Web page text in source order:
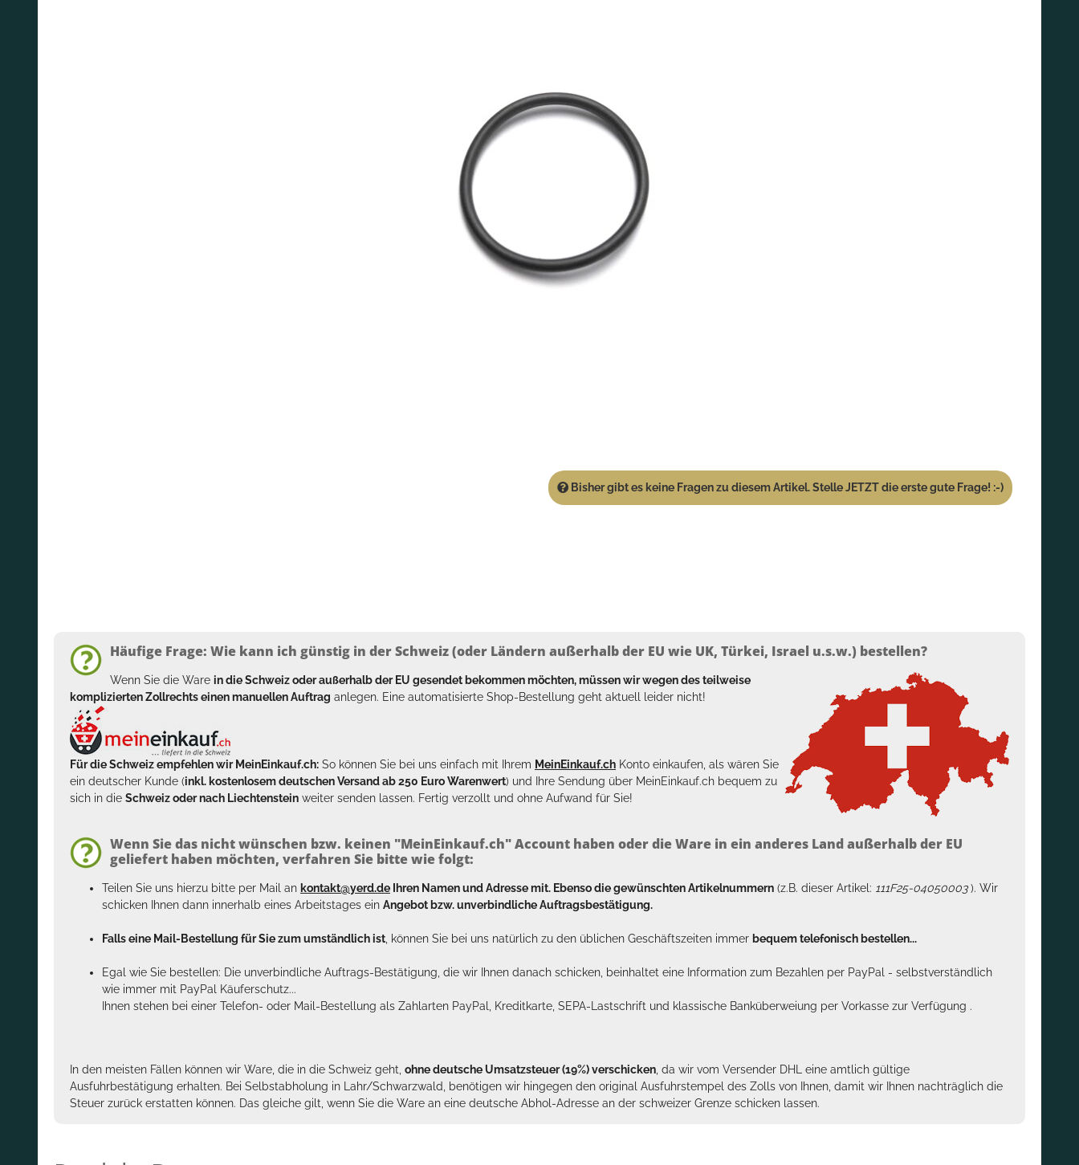
Bisher gibt es keine Fragen zu diesem Artikel. Stelle JETZT die erste gute Frage! :-)
Häufige Frage: Wie kann ich günstig in der Schweiz (oder Ländern außerhalb der EU wie UK, Türkei, Israel u.s.w.) bestellen?
Wenn Sie die Ware in die Schweiz oder außerhalb der EU gesendet bekommen möchten, müssen wir wegen des teilweise
komplizierten Zollrechts einen manuellen Auftrag anlegen. Eine automatisierte Shop-Bestellung geht aktuell leider nicht!
Für die Schweiz empfehlen wir MeinEinkauf.ch: So können Sie bei uns einfach mit Ihrem MeinEinkauf.ch Konto einkaufen, als wären Sie
ein deutscher Kunde (inkl. kostenlosem deutschen Versand ab 250 Euro Warenwert) und Ihre Sendung über MeinEinkauf.ch bequem zu
sich in die Schweiz oder nach Liechtenstein weiter senden lassen. Fertig verzollt und ohne Aufwand für Sie!
Wenn Sie das nicht wünschen bzw. keinen "MeinEinkauf.ch" Account haben oder die Ware in ein anderes Land außerhalb der EU
geliefert haben möchten, verfahren Sie bitte wie folgt:
Teilen Sie uns hierzu bitte per Mail an kontakt@yerd.de Ihren Namen und Adresse mit. Ebenso die gewünschten Artikelnummern (z.B. dieser Artikel: 111F25-04050003). Wir
schicken Ihnen dann innerhalb eines Arbeitstages ein Angebot bzw. unverbindliche Auftragsbestätigung.
Falls eine Mail-Bestellung für Sie zum umständlich ist , können Sie bei uns natürlich zu den üblichen Geschäftszeiten immer bequem telefonisch bestellen...
Egal wie Sie bestellen: Die unverbindliche Auftrags-Bestätigung, die wir Ihnen danach schicken, beinhaltet eine Information zum Bezahlen per PayPal - selbstverständlich
wie immer mit PayPal Käuferschutz...
Ihnen stehen bei einer Telefon- oder Mail-Bestellung als Zahlarten PayPal, Kreditkarte, SEPA-Lastschrift und klassische Banküberweiung per Vorkasse zur Verfügung .
In den meisten Fällen können wir Ware, die in die Schweiz geht, ohne deutsche Umsatzsteuer (19%) verschicken , da wir vom Versender DHL eine amtlich gültige
Ausfuhrbestätigung erhalten. Bei Selbstabholung in Lahr/Schwarzwald, benötigen wir hingegen den original Ausfuhrstempel des Zolls von Ihnen, damit wir Ihnen nachträglich die
Steuer zurück erstatten können. Das gleiche gilt, wenn Sie die Ware an eine deutsche Abhol-Adresse an der schweizer Grenze schicken lassen.